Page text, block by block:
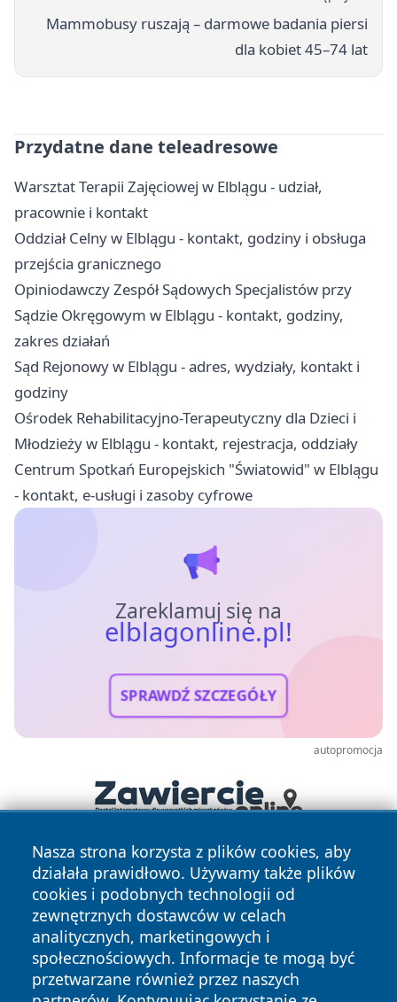
Mammobusy ruszają – darmowe badania piersi
dla kobiet 45–74 lat
Przydatne dane teleadresowe
Warsztat Terapii Zajęciowej w Elblągu - udział,
pracownie i kontakt
Oddział Celny w Elblągu - kontakt, godziny i obsługa
przejścia granicznego
Opiniodawczy Zespół Sądowych Specjalistów przy
Sądzie Okręgowym w Elblągu - kontakt, godziny,
zakres działań
Sąd Rejonowy w Elblągu - adres, wydziały, kontakt i
godziny
Ośrodek Rehabilitacyjno-Terapeutyczny dla Dzieci i
Młodzieży w Elblągu - kontakt, rejestracja, oddziały
Centrum Spotkań Europejskich "Światowid" w Elblągu
- kontakt, e-usługi i zasoby cyfrowe
Zareklamuj się na
elblagonline.pl!
SPRAWDŹ SZCZEGÓŁY
autopromocja
Nasza strona korzysta z plików cookies, aby
działała prawidłowo. Używamy także plików
cookies i podobnych technologii od
zewnętrznych dostawców w celach
analitycznych, marketingowych i
społecznościowych. Informacje te mogą być
przetwarzane również przez naszych
Copyright © 2026 elblagonline.pl Wszystkie prawa
zastrzeżone.